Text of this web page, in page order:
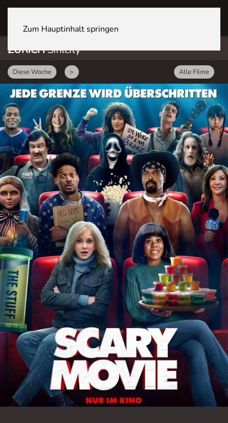
Zum Hauptinhalt springen
ZÜRICHSihlcity
Diese Woche > Alle Filme